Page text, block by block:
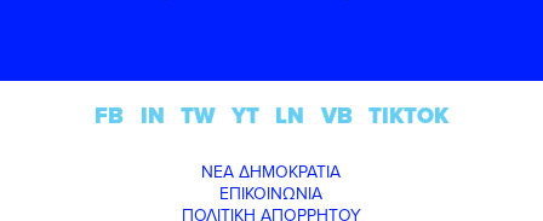
ΝΕΑ ΔΗΜΟΚΡΑΤΙΑ
ΕΠΙΚΟΙΝΩΝΙΑ
ΠΟΛΙΤΙΚΗ ΑΠΟΡΡΗΤΟΥ
FB IN TW YT LN VB TIKTOK